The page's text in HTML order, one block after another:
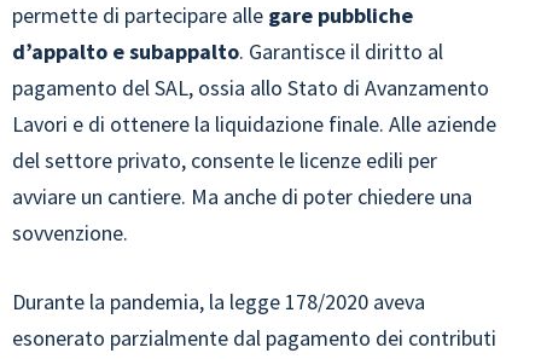
permette di partecipare alle gare pubbliche
d’appalto e subappalto. Garantisce il diritto al
pagamento del SAL, ossia allo Stato di Avanzamento
Lavori e di ottenere la liquidazione finale. Alle aziende
del settore privato, consente le licenze edili per
avviare un cantiere. Ma anche di poter chiedere una
sovvenzione.
Durante la pandemia, la legge 178/2020 aveva
esonerato parzialmente dal pagamento dei contributi